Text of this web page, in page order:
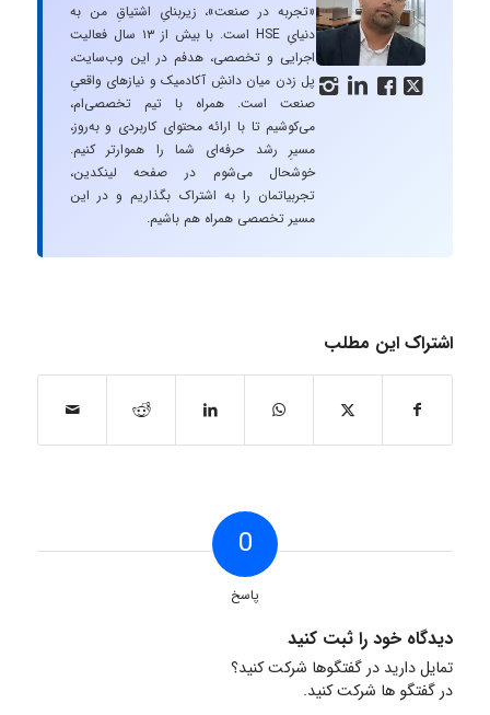
   
«تجربه در صنعت»، زیربنایِ اشتیاقِ من به
دنیایِ HSE است. با بیش از ۱۳ سال فعالیت
اجرایی و تخصصی، هدفم در این وب‌سایت،
پل زدن میان دانشِ آکادمیک و نیازهای واقعیِ
صنعت است. همراه با تیم تخصصی‌ام،
می‌کوشیم تا با ارائه محتوای کاربردی و به‌روز،
مسیرِ رشد حرفه‌ای شما را هموارتر کنیم.
خوشحال می‌شوم در صفحه لینکدین،
تجربیاتمان را به اشتراک بگذاریم و در این
مسیر تخصصی همراه هم باشیم.
اشتراک این مطلب
0
پاسخ
دیدگاه خود را ثبت کنید
تمایل دارید در گفتگوها شرکت کنید؟
در گفتگو ها شرکت کنید.